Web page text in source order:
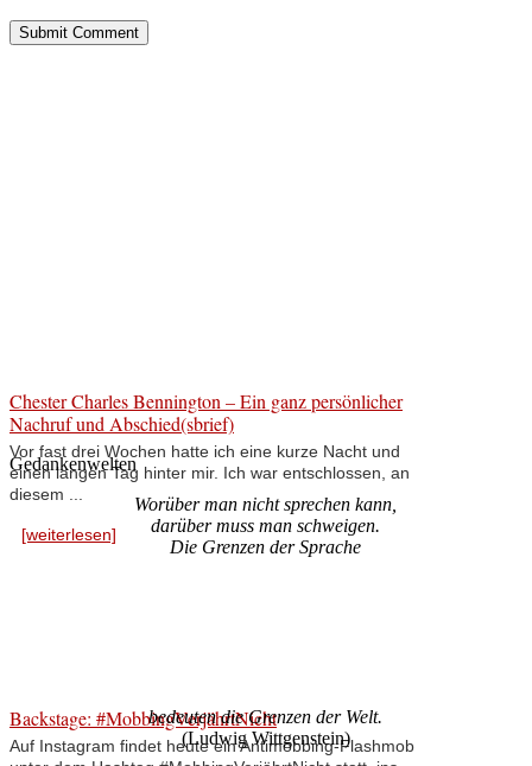
Chester Charles Bennington – Ein ganz persönlicher
Nachruf und Abschied(sbrief)
Vor fast drei Wochen hatte ich eine kurze Nacht und
einen langen Tag hinter mir. Ich war entschlossen, an
diesem ...
[weiterlesen]
Backstage: #MobbingVerjährtNicht
Auf Instagram findet heute ein Antimobbing-Flashmob
Gedankenwelten
Worüber man nicht sprechen kann,
darüber muss man schweigen.
Die Grenzen der Sprache
bedeuten die Grenzen der Welt.
(Ludwig Wittgenstein)